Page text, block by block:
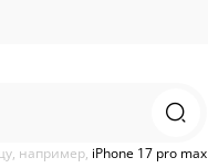
например, iPhone 17 pro max